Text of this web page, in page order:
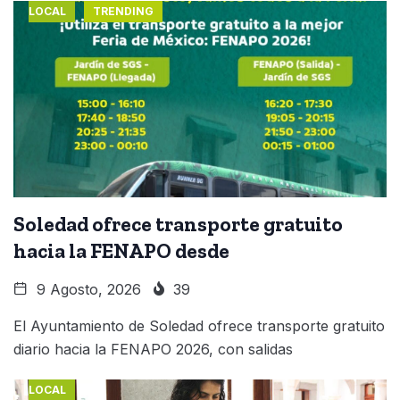
LOCAL TRENDING
Soledad ofrece transporte gratuito
hacia la FENAPO desde
9 Agosto, 2026 39
El Ayuntamiento de Soledad ofrece transporte gratuito
diario hacia la FENAPO 2026, con salidas
LOCAL